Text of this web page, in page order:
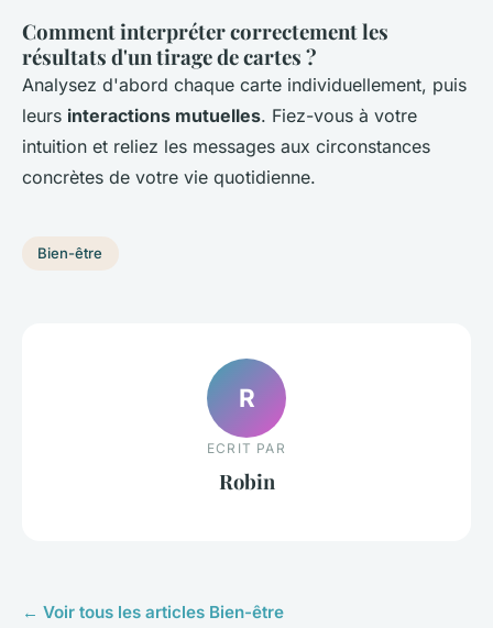
Comment interpréter correctement les
résultats d'un tirage de cartes ?
Analysez d'abord chaque carte individuellement, puis
leurs interactions mutuelles. Fiez-vous à votre
intuition et reliez les messages aux circonstances
concrètes de votre vie quotidienne.
Bien-être
R
ECRIT PAR
Robin
← Voir tous les articles Bien-être